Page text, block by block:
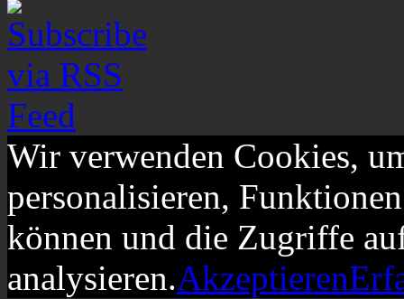
Wir verwenden Cookies,
personalisieren,
können und die Zugriffe
analysieren.Akzeptieren